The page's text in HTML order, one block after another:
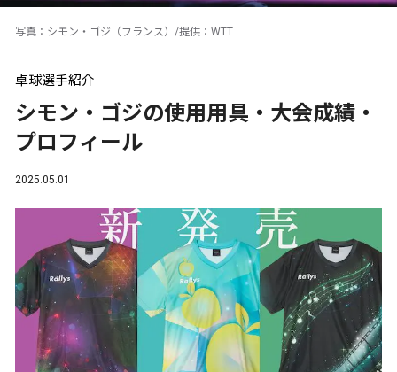
写真：シモン・ゴジ（フランス）/提供：WTT
卓球選手紹介
シモン・ゴジの使用用具・大会成績・
プロフィール
2025.05.01